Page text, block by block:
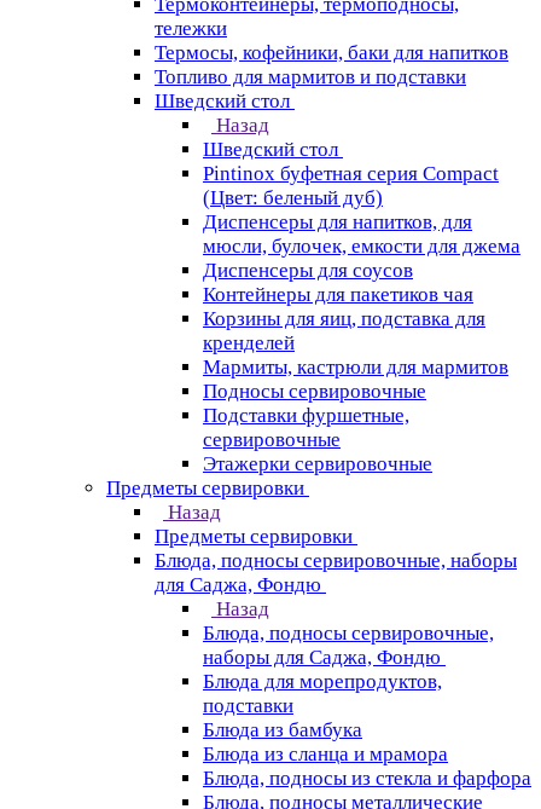
тележки
Термосы, кофейники, баки для напитков
Топливо для мармитов и подставки
Шведский стол
Назад
Шведский стол
Pintinox буфетная серия Compact
(Цвет: беленый дуб)
Диспенсеры для напитков, для
мюсли, булочек, емкости для джема
Диспенсеры для соусов
Контейнеры для пакетиков чая
Корзины для яиц, подставка для
кренделей
Мармиты, кастрюли для мармитов
Подносы сервировочные
Подставки фуршетные,
сервировочные
Этажерки сервировочные
Предметы сервировки
Назад
Предметы сервировки
Блюда, подносы сервировочные, наборы
для Саджа, Фондю
Назад
Блюда, подносы сервировочные,
наборы для Саджа, Фондю
Блюда для морепродуктов,
подставки
Блюда из бамбука
Блюда из сланца и мрамора
Блюда, подносы из стекла и фарфора
Блюда, подносы металлические